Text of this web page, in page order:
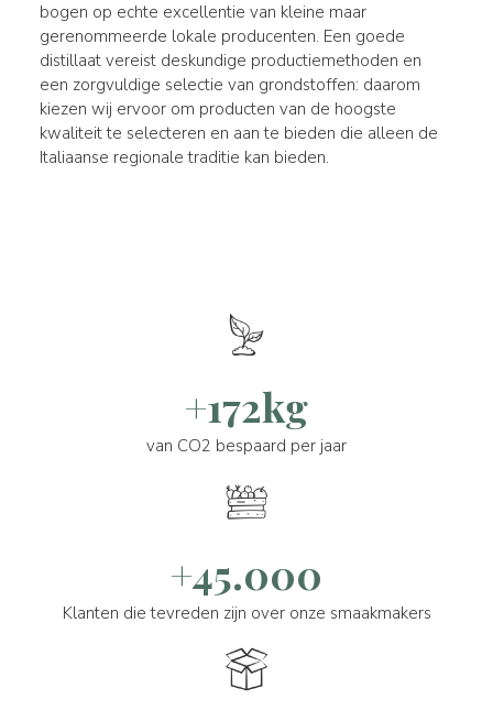
bogen op echte excellentie van kleine maar
gerenommeerde lokale producenten. Een goede
distillaat vereist deskundige productiemethoden en
een zorgvuldige selectie van grondstoffen: daarom
kiezen wij ervoor om producten van de hoogste
kwaliteit te selecteren en aan te bieden die alleen de
Italiaanse regionale traditie kan bieden.
+172kg
van CO2 bespaard per jaar
+45.000
Klanten die tevreden zijn over onze smaakmakers